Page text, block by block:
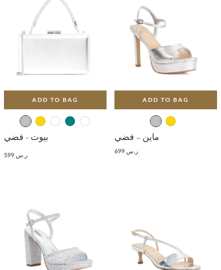
ADD TO BAG
بيوت - فضي
ر.س 599
ADD TO BAG
ماين – فضي
ر.س 699